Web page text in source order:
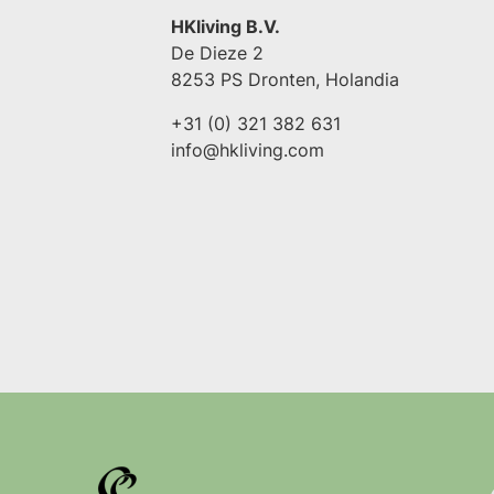
HKliving B.V.
De Dieze 2
8253 PS Dronten, Holandia
+31 (0) 321 382 631
info@hkliving.com